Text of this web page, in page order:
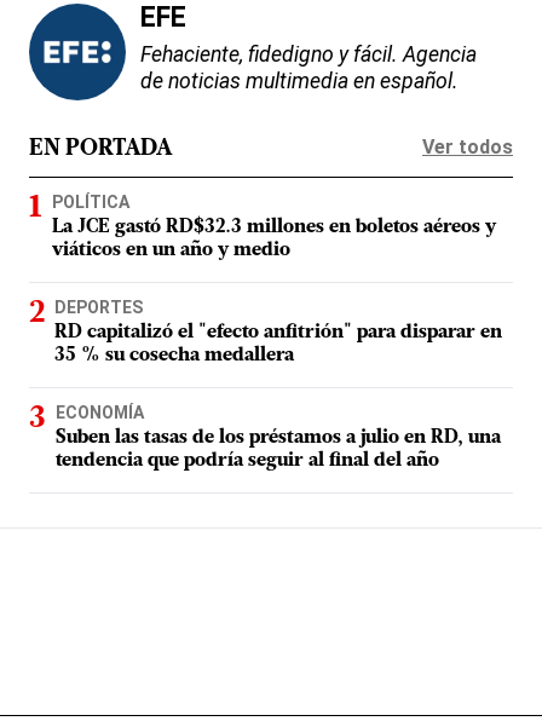
EFE
Fehaciente, fidedigno y fácil. Agencia
de noticias multimedia en español.
EN PORTADA Ver todos
POLÍTICA
La JCE gastó RD$32.3 millones en boletos aéreos y
viáticos en un año y medio
DEPORTES
RD capitalizó el "efecto anfitrión" para disparar en
35 % su cosecha medallera
ECONOMÍA
Suben las tasas de los préstamos a julio en RD, una
tendencia que podría seguir al final del año